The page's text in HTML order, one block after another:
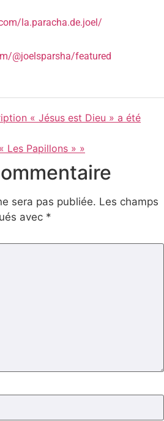
la.paracha.de.joel/
@joelsparsha/featured
« Jésus est Dieu » a été
Les Papillons » »
sera pas publiée. Les champs
avec *